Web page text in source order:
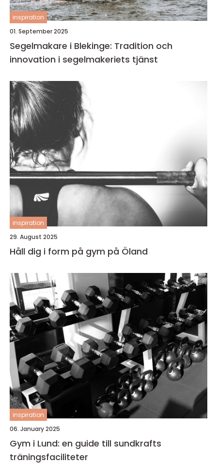
inspiration
01. September 2025
Segelmakare i Blekinge: Tradition och
innovation i segelmakeriets tjänst
inspiration
29. August 2025
Håll dig i form på gym på Öland
inspiration
06. January 2025
Gym i Lund: en guide till sundkrafts
träningsfaciliteter